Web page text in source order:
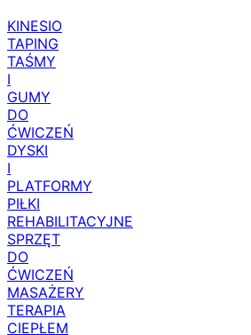
KINESIO
TAPING
TAŚMY
I
GUMY
DO
ĆWICZEŃ
DYSKI
I
PLATFORMY
PIŁKI
REHABILITACYJNE
SPRZĘT
DO
ĆWICZEŃ
MASAŻERY
TERAPIA
CIEPŁEM